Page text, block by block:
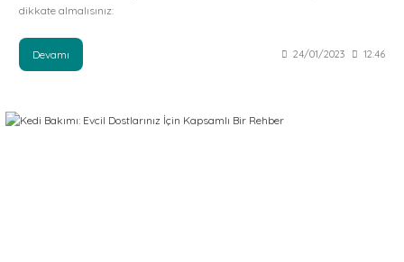
dikkate almalısınız:
Devamı 24/01/2023 12:46